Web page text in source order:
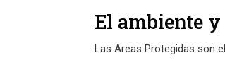
El ambiente
Las Areas Protegidas son